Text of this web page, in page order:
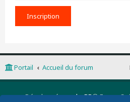
Inscription
Portail Accueil du forum
Développé parphpBB® Forum